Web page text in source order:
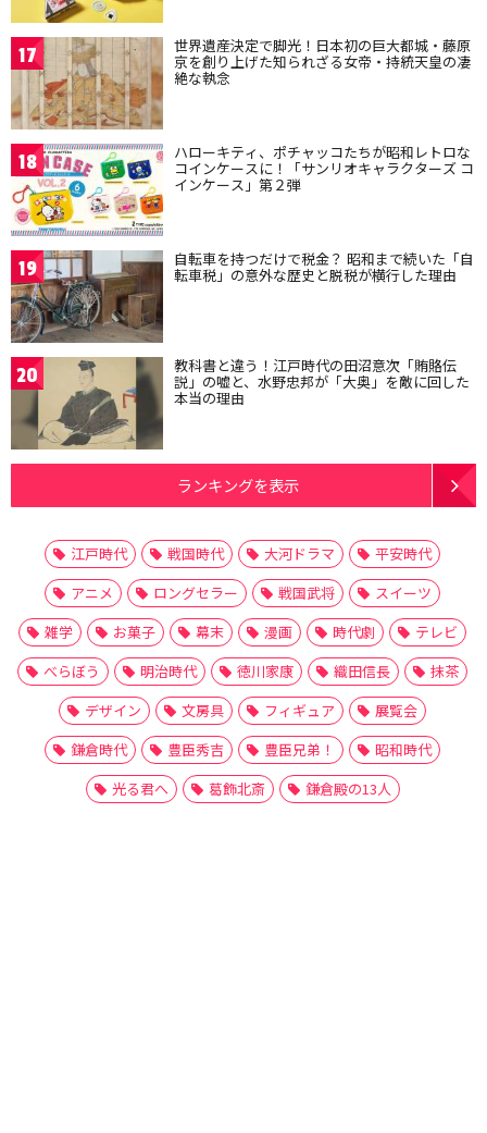
17 世界遺産決定で脚光！日本初の巨大都城・藤原
京を創り上げた知られざる女帝・持統天皇の凄
絶な執念
18 ハローキティ、ポチャッコたちが昭和レトロな
コインケースに！「サンリオキャラクターズ コ
インケース」第２弾
19 自転車を持つだけで税金？ 昭和まで続いた「自
転車税」の意外な歴史と脱税が横行した理由
20 教科書と違う！江戸時代の田沼意次「賄賂伝
説」の嘘と、水野忠邦が「大奥」を敵に回した
本当の理由
ランキングを表示
江戸時代 戦国時代 大河ドラマ
平安時代
アニメ
ロングセラー 戦国武将
スイーツ
雑学
お菓子 幕末 漫画 時代劇
テレビ
べらぼう
明治時代 徳川家康 織田信長
抹茶
デザイン
文房具 フィギュア
展覧会
鎌倉時代
豊臣秀吉 豊臣兄弟！
昭和時代
光る君へ
葛飾北斎 鎌倉殿の13人